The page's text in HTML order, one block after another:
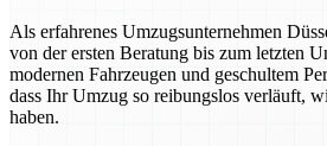
Als erfahrenes Umzugsunternehmen
von der ersten Beratung bis zum letzten
modernen Fahrzeugen und geschultem
dass Ihr Umzug so reibungslos verläuft,
haben.